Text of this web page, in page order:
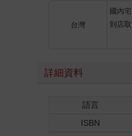
台灣
國內
到店取
詳細資料
語言
ISBN